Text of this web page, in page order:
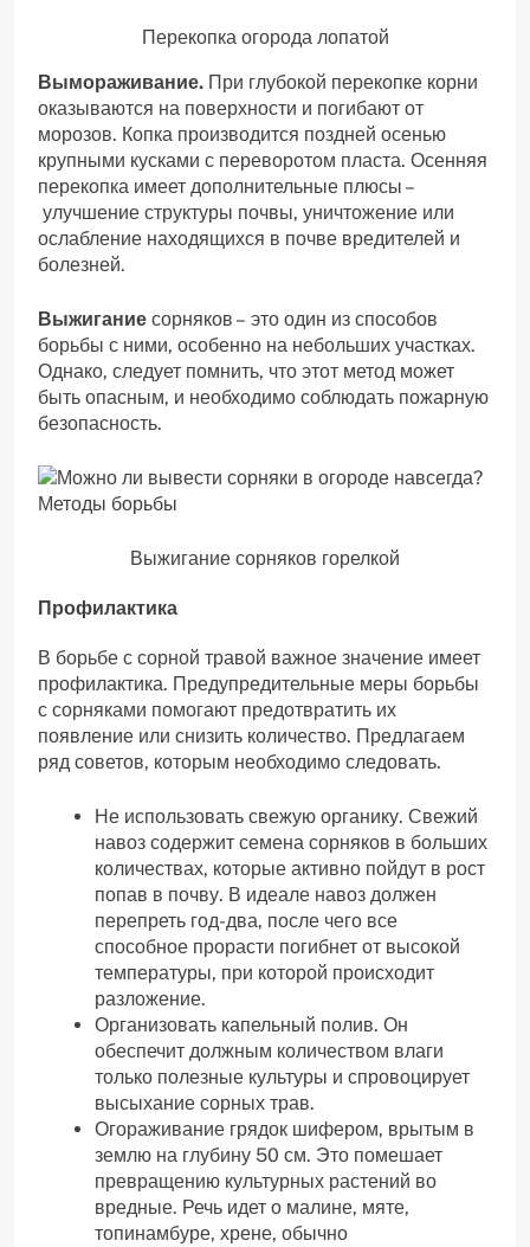
Перекопка огорода лопатой
Вымораживание. При глубокой перекопке корни
оказываются на поверхности и погибают от
морозов. Копка производится поздней осенью
крупными кусками с переворотом пласта. Осенняя
перекопка имеет дополнительные плюсы –
улучшение структуры почвы, уничтожение или
ослабление находящихся в почве вредителей и
болезней.
Выжигание сорняков – это один из способов
борьбы с ними, особенно на небольших участках.
Однако, следует помнить, что этот метод может
быть опасным, и необходимо соблюдать пожарную
безопасность.
Выжигание сорняков горелкой
Профилактика
В борьбе с сорной травой важное значение имеет
профилактика. Предупредительные меры борьбы
с сорняками помогают предотвратить их
появление или снизить количество. Предлагаем
ряд советов, которым необходимо следовать.
Не использовать свежую органику. Свежий
навоз содержит семена сорняков в больших
количествах, которые активно пойдут в рост
попав в почву. В идеале навоз должен
перепреть год-два, после чего все
способное прорасти погибнет от высокой
температуры, при которой происходит
разложение.
Организовать капельный полив. Он
обеспечит должным количеством влаги
только полезные культуры и спровоцирует
высыхание сорных трав.
Огораживание грядок шифером, врытым в
землю на глубину 50 см. Это помешает
превращению культурных растений во
вредные. Речь идет о малине, мяте,
топинамбуре, хрене, обычно